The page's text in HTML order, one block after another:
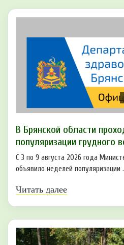
В Брянской области
популяризации грудного
С 3 по 9 августа 2026 года
объявило неделей популяризации
Читать далее